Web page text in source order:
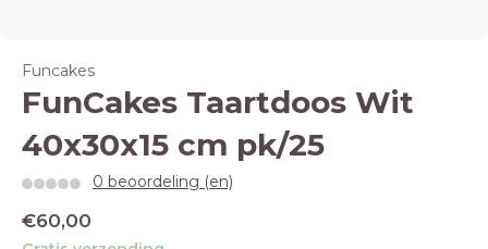
Funcakes
FunCakes Taartdoos Wit
40x30x15 cm pk/25
0 beoordeling (en)
€60,00